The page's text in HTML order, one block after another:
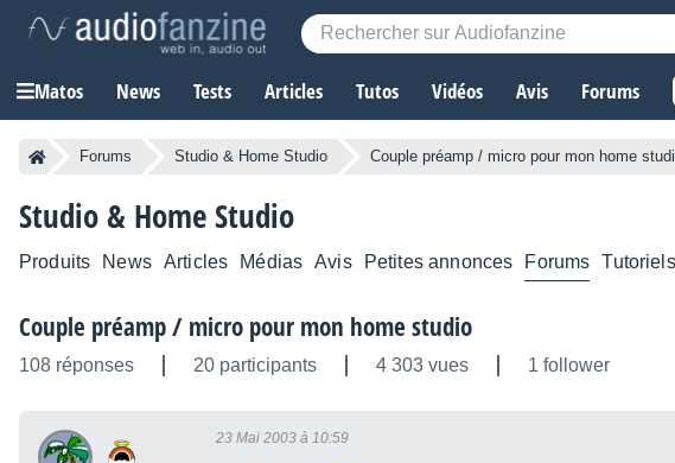
Matos News Tests Articles Tutos Vidéos Avis Forums
Forums Studio & Home Studio Couple préamp / micro pour mon home
Studio & Home Studio
Produits News Articles Médias Avis Petites annonces Forums Tutoriels
Couple préamp / micro pour mon home studio
108 réponses 20 participants 4 303 vues 1 follower
23 Mai 2003 à 10:59